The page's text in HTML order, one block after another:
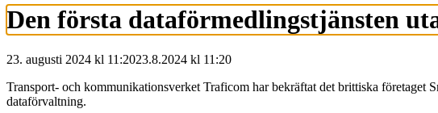
Den första dataförmedlingstjänsten
23. augusti 2024 kl 11:2023.8.2024 kl 11:20
Transport- och kommunikationsverket Traficom har bekräftat det brittiska
dataförvaltning.